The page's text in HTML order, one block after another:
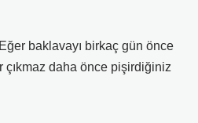
baklavayı birkaç gün önce
çıkmaz daha önce pişirdiğiniz